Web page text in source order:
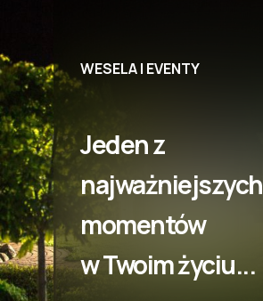
WESELA I EVENTY
Jeden z
najważniejszych
momentów
w Twoim życiu...